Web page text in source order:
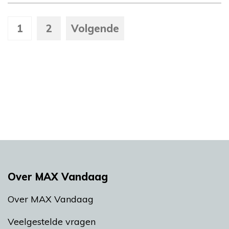
1 2 Volgende
Over MAX Vandaag
Over MAX Vandaag
Veelgestelde vragen